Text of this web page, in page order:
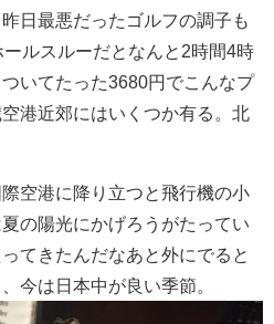
日最悪だったゴルフの調子も
ルスルーだとなんと2時間4時
いてたった3680円でこんなプ
港近郊にはいくつか有る。北
空港に降り立つと飛行機の小
の陽光にかげろうがたってい
てきたんだなあと外にでると
今は日本中が良い季節。